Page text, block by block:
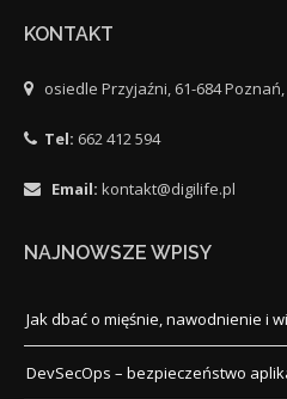
KONTAKT
osiedle Przyjaźni, 61-684
Tel: 662 412 594
Email: kontakt@digilife.pl
NAJNOWSZE WPISY
Jak dbać o mięśnie, nawodnienie i
DevSecOps – bezpieczeństwo